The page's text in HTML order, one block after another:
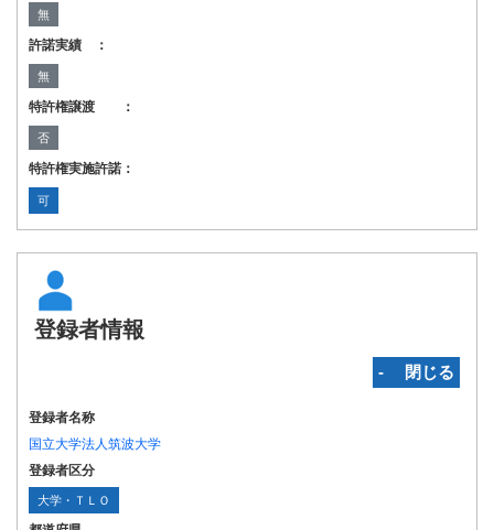
無
許諾実績 ：
無
特許権譲渡 ：
否
特許権実施許諾：
可
登録者情報
‐ 閉じる
登録者名称
国立大学法人筑波大学
登録者区分
大学・ＴＬＯ